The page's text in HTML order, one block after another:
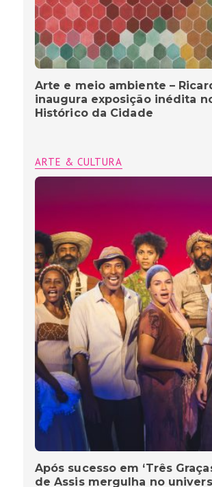
Arte e meio ambiente –
inaugura exposição inédita
Histórico da Cidade
ARTE & CULTURA
Após sucesso em ‘Três
de Assis mergulha no